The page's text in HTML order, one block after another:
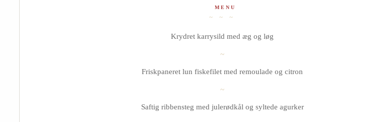
MENU
~ ~ ~
Krydret karrysild med æg og løg
~
Friskpaneret lun fiskefilet med remoulade og citron
~
Saftig ribbensteg med julerødkål og syltede agurker